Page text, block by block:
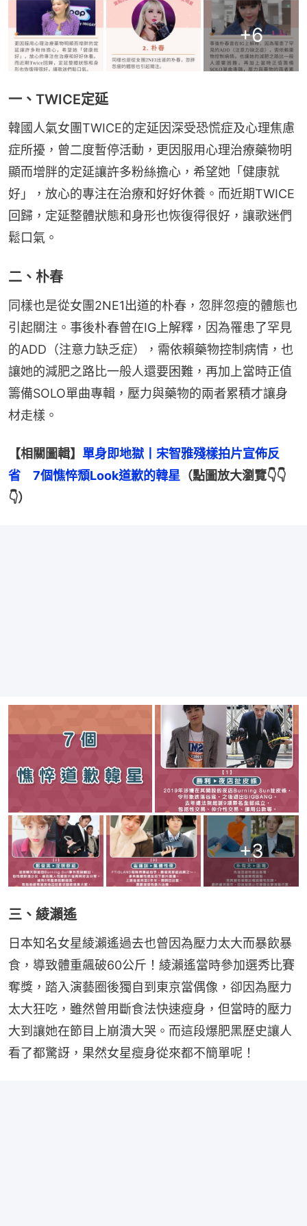
+6
一、TWICE定延
韓國人氣女團TWICE的定延因深受恐慌症及心理焦慮
症所擾，曾二度暫停活動，更因服用心理治療藥物明
顯而增胖的定延讓許多粉絲擔心，希望她「健康就
好」，放心的專注在治療和好好休養。而近期TWICE
回歸，定延整體狀態和身形也恢復得很好，讓歌迷們
鬆口氣。
二、朴春
同樣也是從女團2NE1出道的朴春，忽胖忽瘦的體態也
引起關注。事後朴春曾在IG上解釋，因為罹患了罕見
的ADD（注意力缺乏症），需依賴藥物控制病情，也
讓她的減肥之路比一般人還要困難，再加上當時正值
籌備SOLO單曲專輯，壓力與藥物的兩者累積才讓身
材走樣。
【相關圖輯】 單身即地獄丨宋智雅殘樣拍片宣佈反
省　7個憔悴頹Look道歉的韓星 （點圖放大瀏覽👇👇
👇）
+3
三、綾瀨遙
日本知名女星綾瀨遙過去也曾因為壓力太大而暴飲暴
食，導致體重飆破60公斤！綾瀨遙當時參加選秀比賽
奪獎，踏入演藝圈後獨自到東京當偶像，卻因為壓力
太大狂吃，雖然曾用斷食法快速瘦身，但當時的壓力
大到讓她在節目上崩潰大哭。而這段爆肥黑歷史讓人
看了都驚訝，果然女星瘦身從來都不簡單呢！